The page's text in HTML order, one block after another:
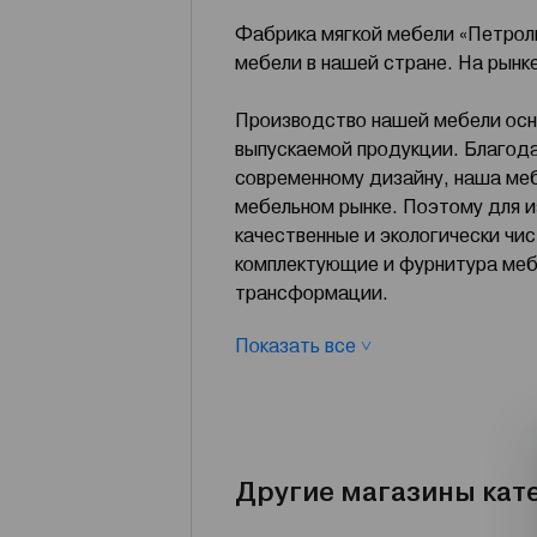
Фабрика мягкой мебели
мебели в нашей стране. На
Производство нашей мебели
выпускаемой продукции.
современному дизайну, наша
мебельном рынке. Поэтому для
качественные и экологически
комплектующие и фурнитура
трансформации.
Мы применяем
Показать все ˅
Другие магазины